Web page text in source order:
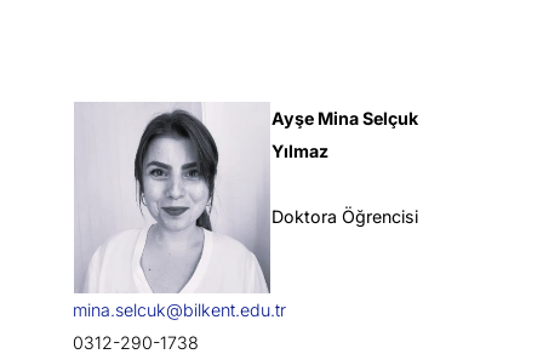
Ayşe Mina Selçuk
Yılmaz
Doktora Öğrencisi
mina.selcuk@bilkent.edu.tr
0312-290-1738